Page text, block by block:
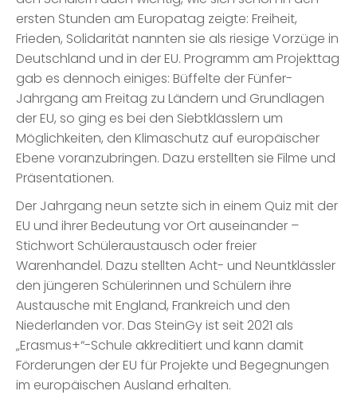
ersten Stunden am Europatag zeigte: Freiheit,
Frieden, Solidarität nannten sie als riesige Vorzüge in
Deutschland und in der EU. Programm am Projekttag
gab es dennoch einiges: Büffelte der Fünfer-
Jahrgang am Freitag zu Ländern und Grundlagen
der EU, so ging es bei den Siebtklässlern um
Möglichkeiten, den Klimaschutz auf europäischer
Ebene voranzubringen. Dazu erstellten sie Filme und
Präsentationen.
Der Jahrgang neun setzte sich in einem Quiz mit der
EU und ihrer Bedeutung vor Ort auseinander –
Stichwort Schüleraustausch oder freier
Warenhandel. Dazu stellten Acht- und Neuntklässler
den jüngeren Schülerinnen und Schülern ihre
Austausche mit England, Frankreich und den
Niederlanden vor. Das SteinGy ist seit 2021 als
„Erasmus+“-Schule akkreditiert und kann damit
Förderungen der EU für Projekte und Begegnungen
im europäischen Ausland erhalten.